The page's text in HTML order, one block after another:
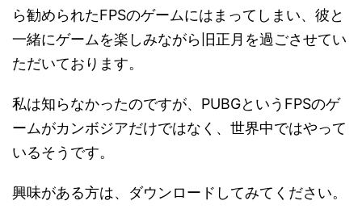
ら勧められたFPSのゲームにはまってしまい、彼と
一緒にゲームを楽しみながら旧正月を過ごさせてい
ただいております。
私は知らなかったのですが、PUBGというFPSのゲ
ームがカンボジアだけではなく、世界中ではやって
いるそうです。
興味がある方は、ダウンロードしてみてください。